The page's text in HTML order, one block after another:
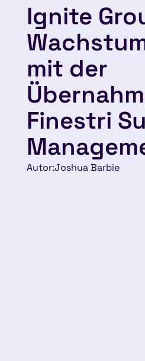
Ignite
mit der
Finestri
Autor:Joshua Barbie